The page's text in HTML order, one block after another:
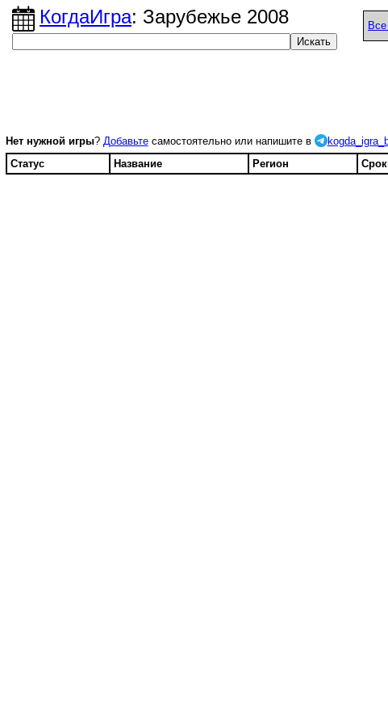
КогдаИгра: Зарубежье 2008
Нет нужной игры? Добавьтесамостоятельно или напишите в
Статус
Название Регион